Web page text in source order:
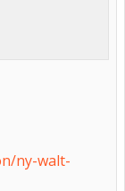
ny-walt-